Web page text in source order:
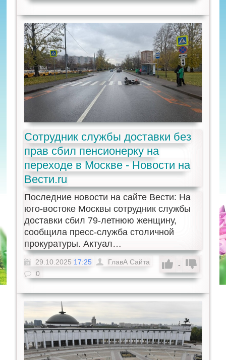
Сотрудник службы доставки без
прав сбил пенсионерку на
переходе в Москве - Новости на
Вести.ru
Последние новости на сайте Вести: На
юго-востоке Москвы сотрудник службы
доставки сбил 79-летнюю женщину,
сообщила пресс-служба столичной
прокуратуры. Актуал…
-
29.10.2025 17:25
ГлавА Сайта
0